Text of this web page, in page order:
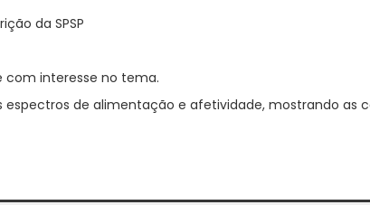
da SPSP
com interesse no tema.
de alimentação e afetividade, mostrando as